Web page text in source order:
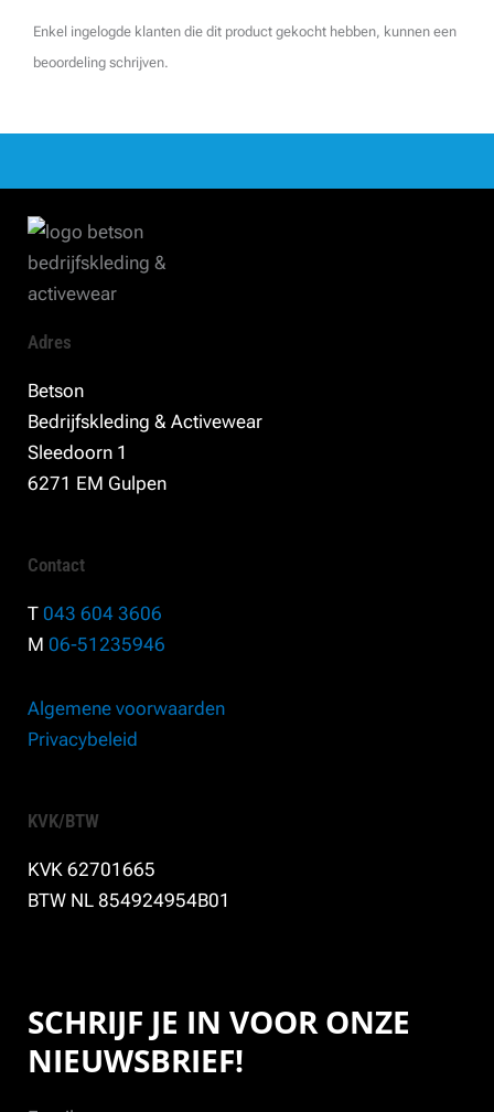
Enkel ingelogde klanten die dit product gekocht hebben, kunnen een
beoordeling schrijven.
Adres
Betson
Bedrijfskleding & Activewear
Sleedoorn 1
6271 EM Gulpen
Contact
T 043 604 3606
M 06-51235946
Algemene voorwaarden
Privacybeleid
KVK/BTW
KVK 62701665
BTW NL 854924954B01
SCHRIJF JE IN VOOR ONZE
NIEUWSBRIEF!